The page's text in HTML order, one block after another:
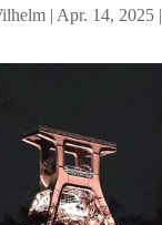
| Apr. 14, 2025|